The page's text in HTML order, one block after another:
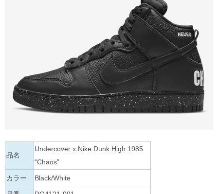
品名
Undercover x Nike Dunk High 1985
“Chaos”
カラー Black/White